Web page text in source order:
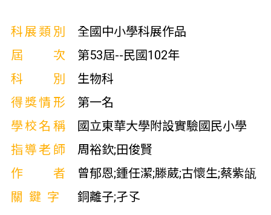
科展類別
全國中小學科展作品
屆次
第53屆--民國102年
科別
生物科
得獎情形
第一名
學校名稱
國立東華大學附設實驗國民小學
指導老師
周裕欽;田俊賢
作者
曾郁恩;鍾任潔;滕葳;古懷生;蔡紫瓵
關鍵字
銅離子;孑孓